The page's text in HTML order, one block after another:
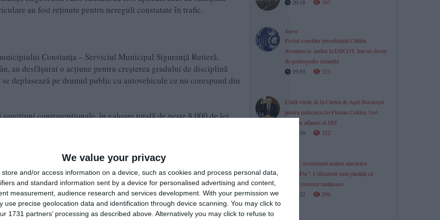
We value your privacy
store and/or access information on a device, such as cookies and process personal data,
and standard information sent by a device for personalised advertising and content,
measurement, audience research and services development. With your permission we
use precise geolocation data and identification through device scanning. You may click to
1731 partners’ processing as described above. Alternatively you may click to refuse to
au fost reținute pentru nereguli constatate în trafic.
Constanța – Serviciul Municipal Siguranță Rutieră,
au desfășurat o acțiune pentru creșterea gradului de disciplină
deplasează pe drumul public cu autovehicule ce nu corespund din
contravenționale, în valoare totală de peste 8.000 de lei.
Medgidia – Biroul Siguranță Rutieră au desfășurat o
și prevenirea accidentelor rutiere.
20:18
307
Surse
Fostul consilier prezidențial Cătălin
Avramescu, audiat la DIICOT, într-un dosar
de pornografie infantilă
19:55
323
Undă verde de la Curtea de Apel București
pentru judecarea lui Florian Coldea, fost
director adjunct al SRI
19:39
322
DNSC avertizează asupra atacurilor
„ClickFix”. Utilizatorii sunt păcăliți să
ruleze comenzi malițioase
19:22
290